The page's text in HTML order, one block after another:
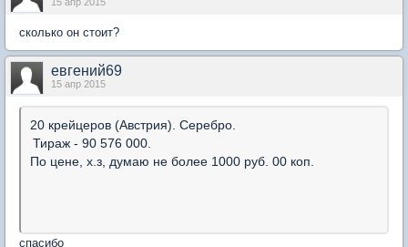
сколько он стоит?
евгений69
15 апр 2015
20 крейцеров (Австрия). Серебро.
Тираж - 90 576 000.
По цене, х.з, думаю не более 1000 руб. 00 коп.
спасибо